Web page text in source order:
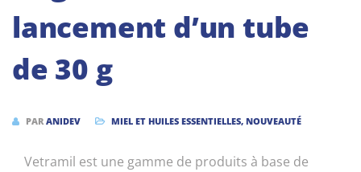
lancement d’un tube
de 30 g
PARANIDEV MIEL ET HUILES ESSENTIELLES, NOUVEAUTÉ
Vetramil est une gamme de produits à base de